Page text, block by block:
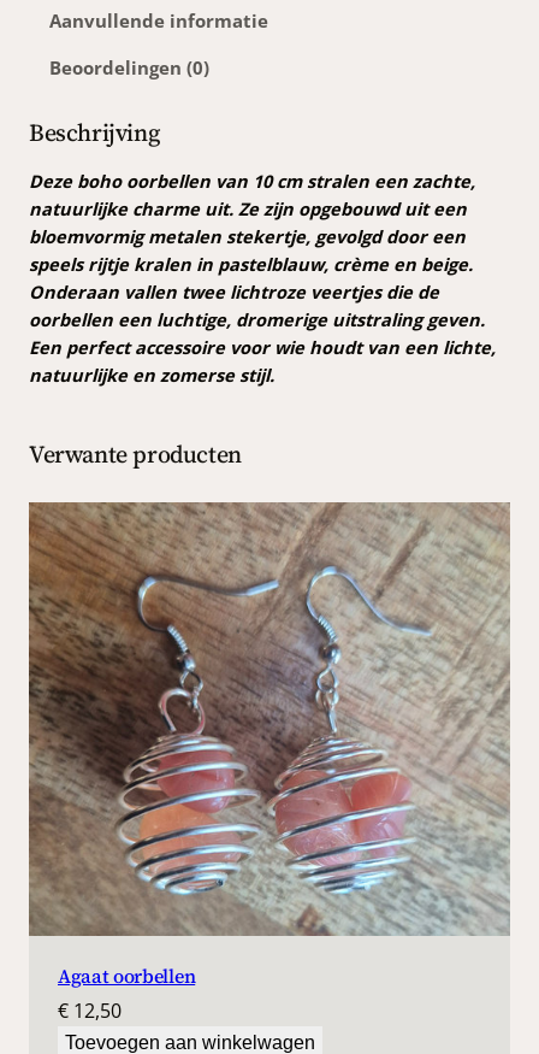
o
b
e
l
l
e
n
a
a
a
Aanvullende informatie
Beoordelingen (0)
Beschrijving
Deze boho oorbellen van 10 cm stralen een zachte,
natuurlijke charme uit. Ze zijn opgebouwd uit een
bloemvormig metalen stekertje, gevolgd door een
speels rijtje kralen in pastelblauw, crème en beige.
Onderaan vallen twee lichtroze veertjes die de
oorbellen een luchtige, dromerige uitstraling geven.
Een perfect accessoire voor wie houdt van een lichte,
natuurlijke en zomerse stijl.
Verwante producten
Agaat oorbellen
€ 12,50
Toevoegen aan winkelwagen